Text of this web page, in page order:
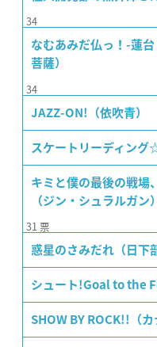
34
なむあみだ仏っ！-蓮
菩薩）
34
JAZZ-ON!（依吹青）
スケートリーディング
キミと僕の最後の戦場
（ジン・シュラルガン）
31 票
惑星のさみだれ（日下
シュート!Goal to the
SHOW BY ROCK!!（カ